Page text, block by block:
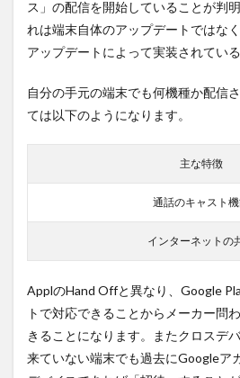
ス」の配信を開始していることが判
れは端末自体のアップデートではな
アップデートによって実装されてい
自分の手元の端末でも何機種か配信
ては以下のようになります。
主な特徴
通話のキャスト
インターネットの
ApplのHand Offと異なり、Google
トで対応できることからメーカー問
きることになります。またクロスデ
来ていない端末でも過去にGoogleア